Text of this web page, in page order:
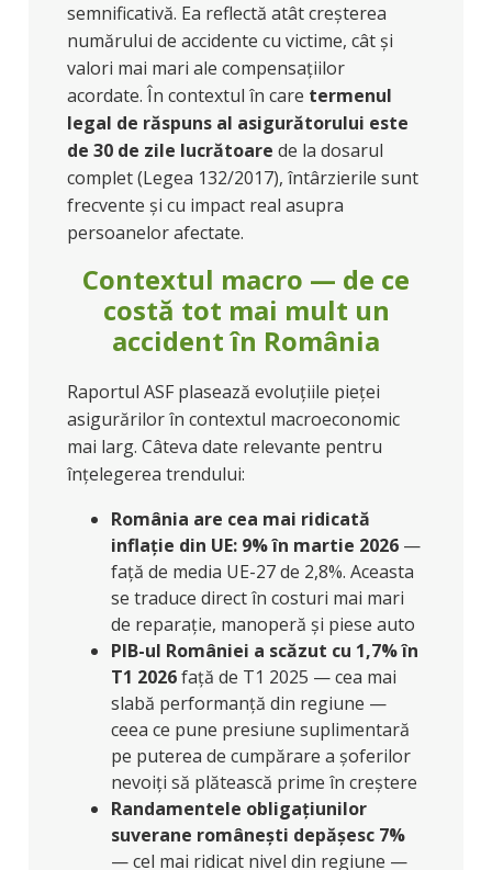
semnificativă. Ea reflectă atât creșterea
numărului de accidente cu victime, cât și
valori mai mari ale compensațiilor
acordate. În contextul în care termenul
legal de răspuns al asigurătorului este
de 30 de zile lucrătoare de la dosarul
complet (Legea 132/2017), întârzierile sunt
frecvente și cu impact real asupra
persoanelor afectate.
Contextul macro — de ce
costă tot mai mult un
accident în România
Raportul ASF plasează evoluțiile pieței
asigurărilor în contextul macroeconomic
mai larg. Câteva date relevante pentru
înțelegerea trendului:
România are cea mai ridicată
inflație din UE: 9% în martie 2026 —
față de media UE-27 de 2,8%. Aceasta
se traduce direct în costuri mai mari
de reparație, manoperă și piese auto
PIB-ul României a scăzut cu 1,7% în
T1 2026față de T1 2025 — cea mai
slabă performanță din regiune —
ceea ce pune presiune suplimentară
pe puterea de cumpărare a șoferilor
nevoiți să plătească prime în creștere
Randamentele obligațiunilor
suverane românești depășesc 7%
— cel mai ridicat nivel din regiune —